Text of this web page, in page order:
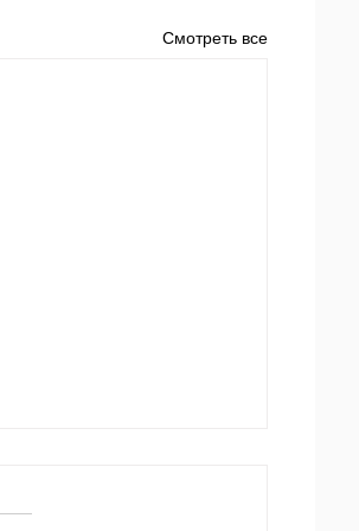
Смотреть все
Пр.24:3-4: «Мудростью